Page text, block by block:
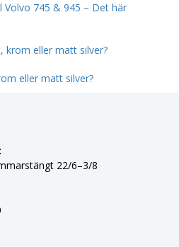
Volvo 745 & 945 – Det här
krom eller matt silver?
eller matt silver?
22/6–3/8